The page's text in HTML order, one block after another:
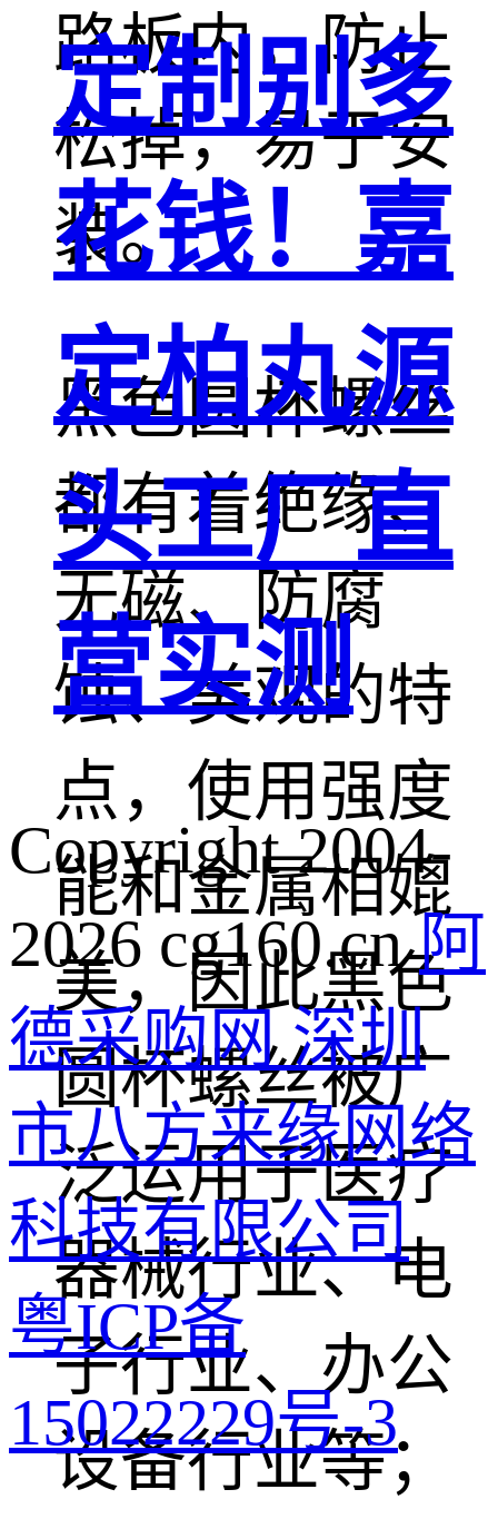
路板内，防止
松掉，易于安
装。
黑色圆杯螺丝
都有着绝缘、
无磁、防腐
蚀、美观的特
点，使用强度
能和金属相媲
美，因此黑色
圆杯螺丝被广
泛运用于医疗
器械行业、电
子行业、办公
设备行业等；
定制别多
花钱！嘉
定柏丸源
头工厂直
营实测
Copyright 2004-
2026 cg160.cn阿
德采购网 深圳
市八方来缘网络
科技有限公司
粤ICP备
15022229号-3